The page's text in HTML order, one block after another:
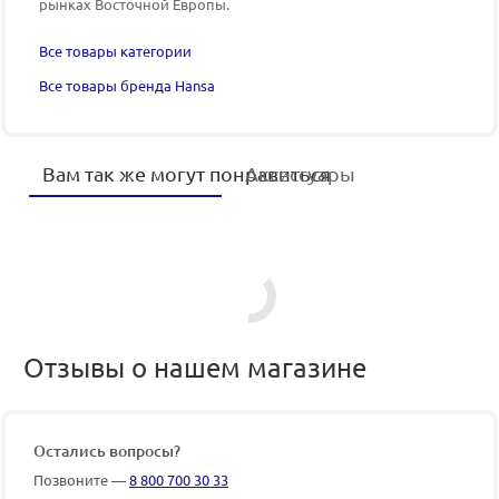
Все товары категории
Все товары бренда Hansa
Вам так же могут понравиться
Аксессуары
Отзывы о нашем магазине
Остались вопросы?
Позвоните —8 800 700 30 33